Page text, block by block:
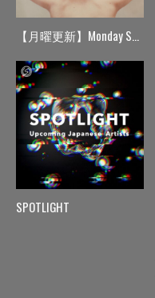
【月曜更新】Monday Spin
SPOTLIGHT